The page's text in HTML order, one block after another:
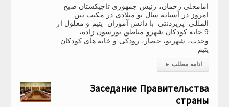
امامعلی رحمان، رئیس جمهوری تاجیکستان صبح
امروز در آستانه سال نو میلادی در مکتب بین
المللی پریزدنتی با دانش آموزان یتیم و معلول از
9 حانه کودکان شهرو مناطق تورسون زاده،
وحدت، شهرنو، حصار، رودکی و خانه های کودکان
یتیم
ادامه مطلب ▸
Заседание Правительства
страны